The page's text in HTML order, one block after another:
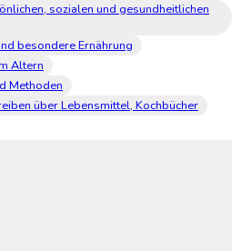
sozialen und gesundheitlichen
besondere Ernährung
Altern
Methoden
über Lebensmittel, Kochbücher